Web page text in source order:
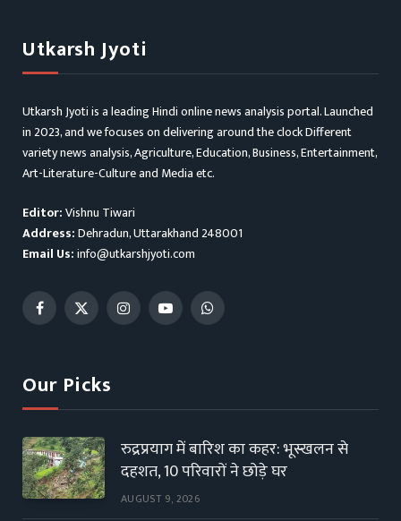
Utkarsh Jyoti
Utkarsh Jyoti is a leading Hindi online news analysis portal. Launched
in 2023, and we focuses on delivering around the clock Different
variety news analysis, Agriculture, Education, Business, Entertainment,
Art-Literature-Culture and Media etc.
Editor:Vishnu Tiwari
Address:Dehradun, Uttarakhand 248001
Email Us:info@utkarshjyoti.com
Facebook
X
InstagramYouTubeWhatsApp
Our Picks
रुद्रप्रयाग में बारिश का कहर: भूस्खलन से
दहशत, 10 परिवारों ने छोड़े घर
AUGUST 9, 2026